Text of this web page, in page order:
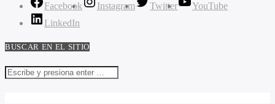
Facebook Instagram Twitter
YouTube
LinkedIn
BUSCAR EN EL SITIO